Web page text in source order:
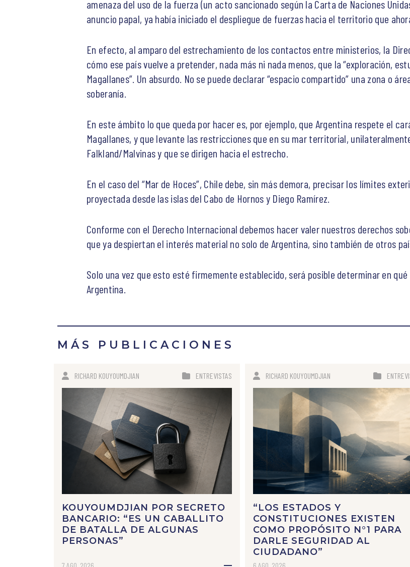
amenaza del uso de la fuerza (un acto sancionado según la Carta de Naciones
anuncio papal, ya había iniciado el despliegue de fuerzas hacia el territorio que
En efecto, al amparo del estrechamiento de los contactos entre ministerios, la
cómo ese país vuelve a pretender, nada más ni nada menos, que la “exploración,
Magallanes”. Un absurdo. No se puede declarar “espacio compartido” una zona o
soberanía.
En este ámbito lo que queda por hacer es, por ejemplo, que Argentina respete el
Magallanes, y que levante las restricciones que en su mar territorial,
Falkland/Malvinas y que se dirigen hacia el estrecho.
En el caso del “Mar de Hoces”, Chile debe, sin más demora, precisar los límites
proyectada desde las islas del Cabo de Hornos y Diego Ramírez.
Conforme con el Derecho Internacional debemos hacer valer nuestros derechos
que ya despiertan el interés material no solo de Argentina, sino también de otros
Solo una vez que esto esté firmemente establecido, será posible determinar en
Argentina.
MÁS PUBLICACIONES
RICHARD KOUYOUMDJIAN ENTREVISTAS
KOUYOUMDJIAN POR SECRETO
BANCARIO: “ES UN CABALLITO
DE BATALLA DE ALGUNAS
PERSONAS”
RICHARD KOUYOUMDJIAN
“LOS ESTADOS Y
CONSTITUCIONES EXISTEN
COMO PROPÓSITO N°1 PARA
DARLE SEGURIDAD AL
CIUDADANO”